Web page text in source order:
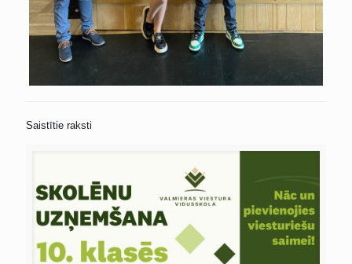
Saistītie raksti